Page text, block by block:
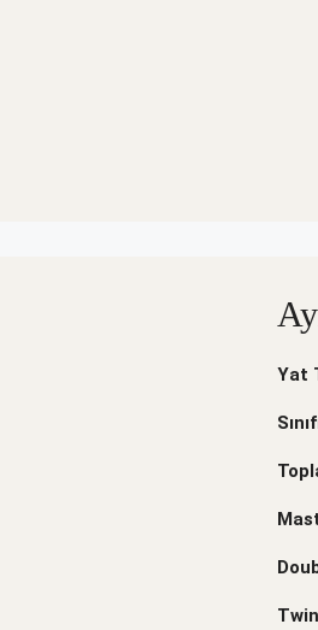
Yat